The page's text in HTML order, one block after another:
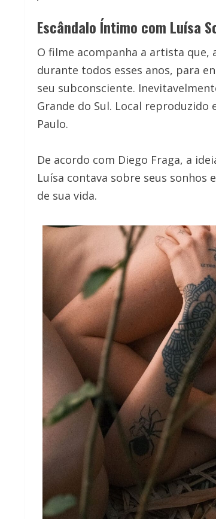
Escândalo Íntimo com Luísa
O filme acompanha a artista que,
durante todos esses anos, para
seu subconsciente.
Grande do Sul. Local reproduzido
Paulo.
De acordo com Diego Fraga, a
Luísa contava sobre seus
de sua vida.